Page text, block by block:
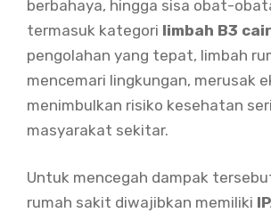
berbahaya, hingga sisa obat-
termasuk kategori limbah B3 cair
pengolahan yang tepat, limbah
mencemari lingkungan, merusak
menimbulkan risiko kesehatan
masyarakat sekitar.
Untuk mencegah dampak
rumah sakit diwajibkan memiliki